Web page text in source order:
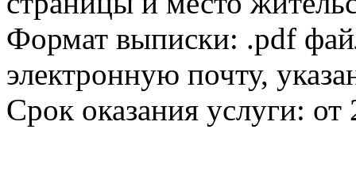
Формат выписки: .pdf
электронную почту,
Срок оказания услуги: от